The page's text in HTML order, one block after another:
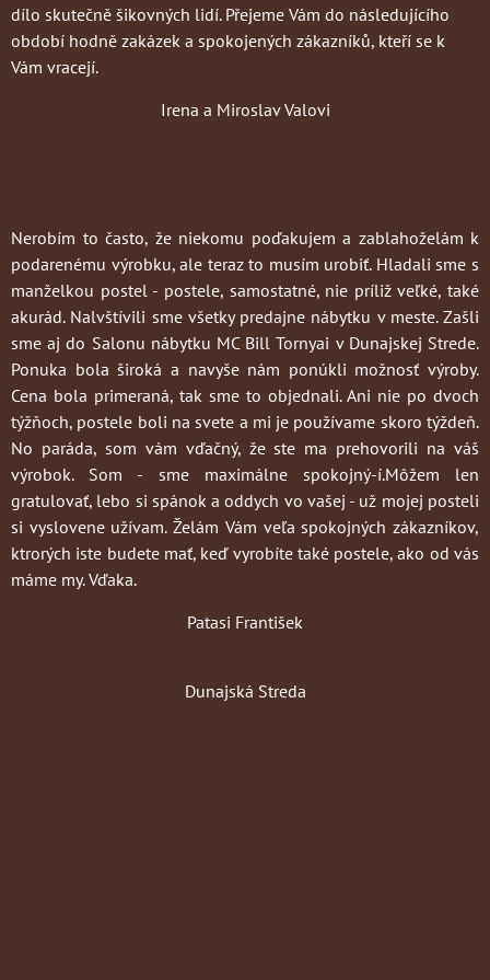
dílo skutečně šikovných lidí. Přejeme Vám do následujícího
období hodně zakázek a spokojených zákazníků, kteří se k
Vám vracejí.
Irena a Miroslav Valovi
Nerobím to často, že niekomu poďakujem a zablahoželám k
podarenému výrobku, ale teraz to musím urobiť. Hladali sme s
manželkou postel - postele, samostatné, nie príliž veľké, také
akurád. Nalvštívili sme všetky predajne nábytku v meste. Zašli
sme aj do Salonu nábytku MC Bill Tornyai v Dunajskej Strede.
Ponuka bola široká a navyše nám ponúkli možnosť výroby.
Cena bola primeraná, tak sme to objednali. Ani nie po dvoch
týžňoch, postele boli na svete a mi je používame skoro týždeň.
No paráda, som vám vďačný, že ste ma prehovorili na váš
výrobok. Som - sme maximálne spokojný-í.Môžem len
gratulovať, lebo si spánok a oddych vo vašej - už mojej posteli
si vyslovene užívam. Želám Vám veľa spokojných zákazníkov,
ktrorých iste budete mať, keď vyrobíte také postele, ako od vás
máme my. Vďaka.
Patasi František
Dunajská Streda